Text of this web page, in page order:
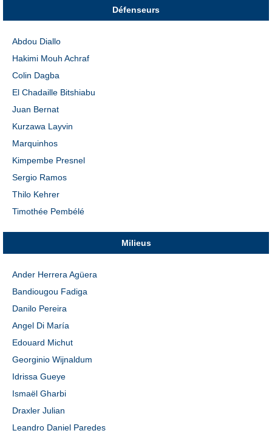
Défenseurs
Abdou Diallo
Hakimi Mouh Achraf
Colin Dagba
El Chadaille Bitshiabu
Juan Bernat
Kurzawa Layvin
Marquinhos
Kimpembe Presnel
Sergio Ramos
Thilo Kehrer
Timothée Pembélé
Milieus
Ander Herrera Agüera
Bandiougou Fadiga
Danilo Pereira
Angel Di María
Edouard Michut
Georginio Wijnaldum
Idrissa Gueye
Ismaël Gharbi
Draxler Julian
Leandro Daniel Paredes